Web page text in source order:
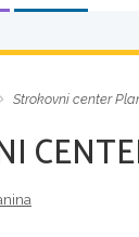
Strokovni center